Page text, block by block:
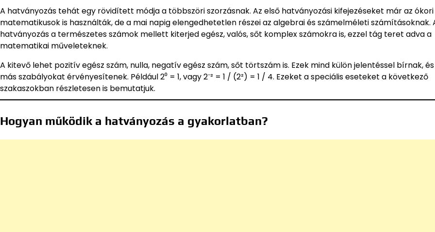
A hatványozás tehát egy rövidített módja a többszöri szorzásnak. Az első hatványozási kifejezéseket már az ókori
matematikusok is használták, de a mai napig elengedhetetlen részei az algebrai és számelméleti számításoknak.
hatványozás a természetes számok mellett kiterjed egész, valós, sőt komplex számokra is, ezzel tág teret adva a
matematikai műveleteknek.
A kitevő lehet pozitív egész szám, nulla, negatív egész szám, sőt törtszám is. Ezek mind külön jelentéssel bírnak,
más szabályokat érvényesítenek. Például 2⁰ = 1, vagy 2⁻² = 1 / (2²) = 1 / 4. Ezeket a speciális eseteket a következő
szakaszokban részletesen is bemutatjuk.
Hogyan működik a hatványozás a gyakorlatban?